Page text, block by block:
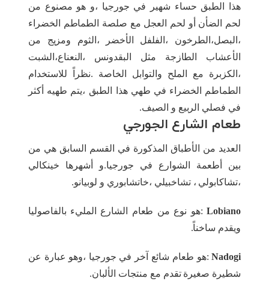
هذا الطبق حساء شهير في جورجيا ،و هو مصنوع من
لحم الضأن أو لحم العجل مع صلصة الطماطم الخضراء
،البصل،الطرخون ،الفلفل الأخضر ،الثوم ومزيج من
الأعشاب الطازجة مثل البقدونس ،النعناع،الشبت
،الكزبرة مع الملح والتوابل الخاصة .نظراً للاستخدام
الطماطم الخضراء في طهي هذا الطبق ،يتم طهيه أكثر
في فصلي الربيع و الصيف.
طعام الشارع الجورجي
العديد من الأطباق المذكورة في القسم السابق هي من
بين أطعمة الشوارع في جورجيا.و أشهرها خينكالي
،تشاكابولي ، تشاخبيلي ،خاتشابوري و لوبيانو.
Lobiano:هو نوع من طعام الشارع المليء بالفاصوليا
ويقدم ساخناً.
Nadogi:هو طعام شائع آخر في جورجيا ،وهو عبارة عن
شطيرة صغيرة تقدم مع منتجات الألبان.